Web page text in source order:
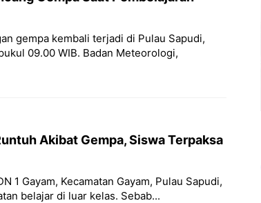
gempa kembali terjadi di Pulau Sapudi,
09.00 WIB. Badan Meteorologi,
Akibat Gempa, Siswa Terpaksa
1 Gayam, Kecamatan Gayam, Pulau Sapudi,
belajar di luar kelas. Sebab...